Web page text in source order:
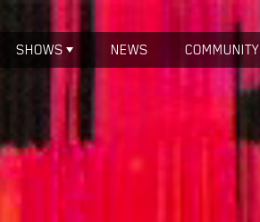
SHOWS NEWS COMMUNITY